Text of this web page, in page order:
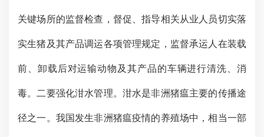
关键场所的监督检查，督促、指导相关从业人员切实落
实生猪及其产品调运各项管理规定，监督承运人在装载
前、卸载后对运输动物及其产品的车辆进行清洗、消
毒。二要强化泔水管理。泔水是非洲猪瘟主要的传播途
径之一。我国发生非洲猪瘟疫情的养殖场中，相当一部